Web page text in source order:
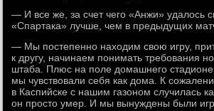
— И все же, за счет чего «Анжи» удалось
«Спартака» лучше, чем в предыдущих
— Мы постепенно находим свою игру,
к другу, начинаем понимать требования
штаба. Плюс на поле домашнего
мы чувствовали себя как дома. К
в Каспийске с нашим газоном случилась
он просто умер. И мы вынуждены были